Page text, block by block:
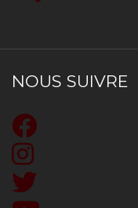
NOUS SUIVRE